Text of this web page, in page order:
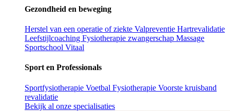
Gezondheid en beweging
Herstel van een operatie of ziekte Valpreventie Hartrevalidatie
Leefstijlcoaching Fysiotherapie zwangerschap Massage
Sportschool Vitaal
Sport en Professionals
Sportfysiotherapie Voetbal Fysiotherapie Voorste kruisband
revalidatie
Bekijk al onze specialisaties